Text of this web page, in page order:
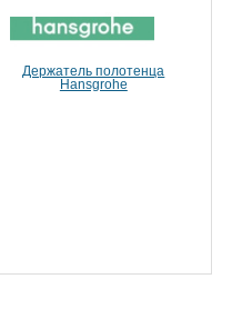
Держатель полотенца
Hansgrohe